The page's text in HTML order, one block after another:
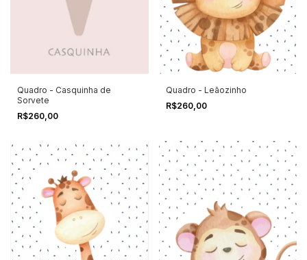
Quadro - Casquinha de
Sorvete
R$260,00
Quadro - Leãozinho
R$260,00